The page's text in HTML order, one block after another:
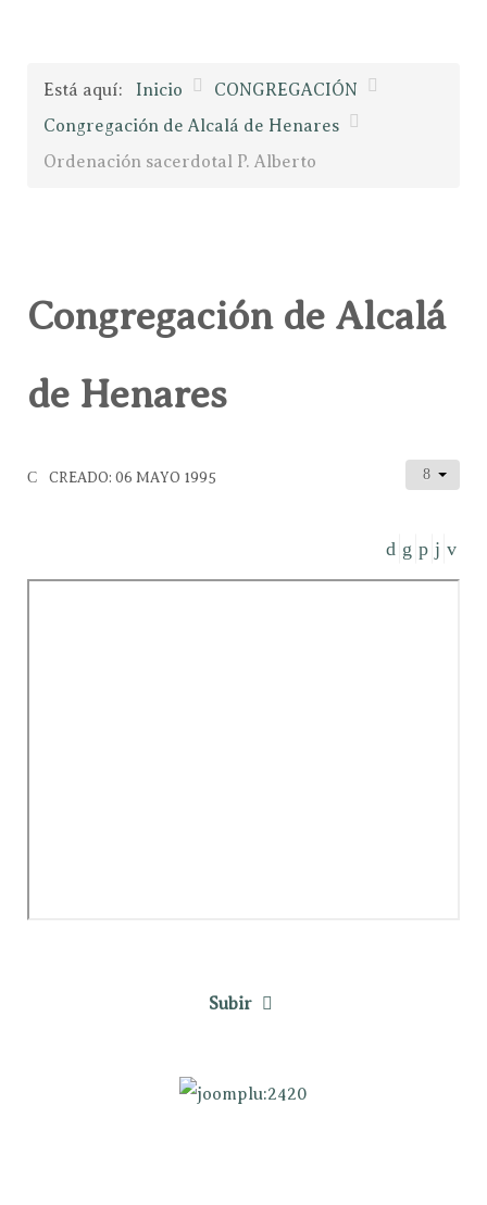
Está aquí: Inicio
CONGREGACIÓN
Congregación de Alcalá de Henares
Ordenación sacerdotal P. Alberto
Congregación de Alcalá
de Henares
CREADO: 06 MAYO 1995
Subir